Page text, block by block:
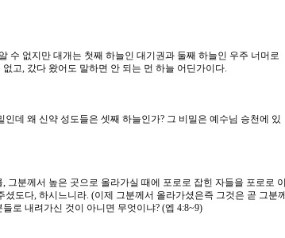
수 없지만 대개는 첫째 하늘인 대기권과 둘째 하늘인 우주 너머로
고, 갔다 왔어도 말하면 안 되는 먼 하늘 어딘가이다.
인데 왜 신약 성도들은 셋째 하늘인가? 그 비밀은 예수님 승천에 있
그분께서 높은 곳으로 올라가실 때에 포로로 잡힌 자들을 포로로 이
셨도다, 하시느니라. (이제 그분께서 올라가셨은즉 그것은 곧 그분께
로 내려가신 것이 아니면 무엇이냐? (엡 4:8~9)